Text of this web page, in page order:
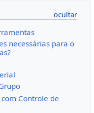
necessárias para o
Controle de